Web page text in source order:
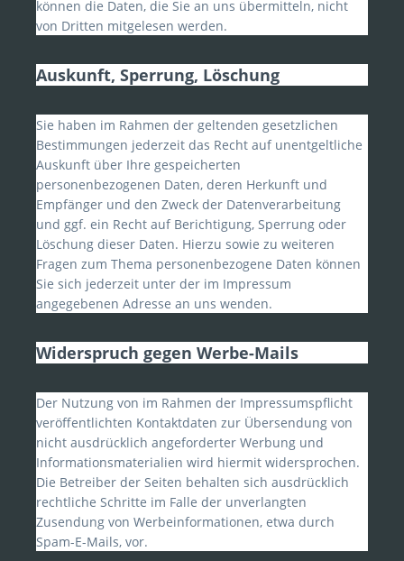
können die Daten, die Sie an uns übermitteln, nicht
von Dritten mitgelesen werden.
Auskunft, Sperrung, Löschung
Sie haben im Rahmen der geltenden gesetzlichen
Bestimmungen jederzeit das Recht auf unentgeltliche
Auskunft über Ihre gespeicherten
personenbezogenen Daten, deren Herkunft und
Empfänger und den Zweck der Datenverarbeitung
und ggf. ein Recht auf Berichtigung, Sperrung oder
Löschung dieser Daten. Hierzu sowie zu weiteren
Fragen zum Thema personenbezogene Daten können
Sie sich jederzeit unter der im Impressum
angegebenen Adresse an uns wenden.
Widerspruch gegen Werbe-Mails
Der Nutzung von im Rahmen der Impressumspflicht
veröffentlichten Kontaktdaten zur Übersendung von
nicht ausdrücklich angeforderter Werbung und
Informationsmaterialien wird hiermit widersprochen.
Die Betreiber der Seiten behalten sich ausdrücklich
rechtliche Schritte im Falle der unverlangten
Zusendung von Werbeinformationen, etwa durch
Spam-E-Mails, vor.